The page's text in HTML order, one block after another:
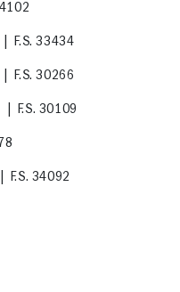
| F.S. 33434
| F.S. 30266
| F.S. 30109
| F.S. 34092